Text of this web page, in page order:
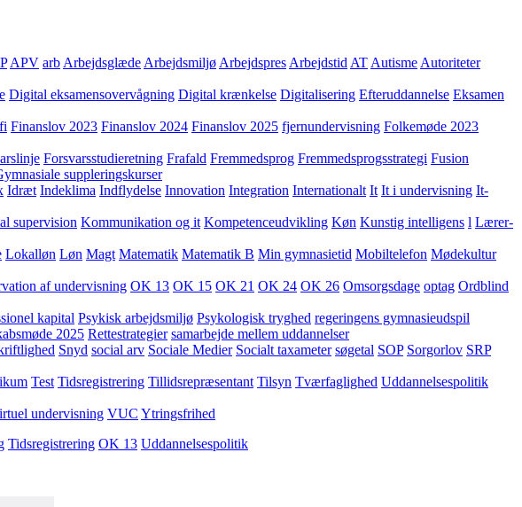
APV arb Arbejdsglæde Arbejdsmiljø Arbejdspres Arbejdstid AT Autisme Autoriteter
Digital eksamensovervågning Digital krænkelse Digitalisering Efteruddannelse Eksamen
Finanslov 2023 Finanslov 2024 Finanslov 2025 fjernundervisning Folkemøde 2023
Forsvarsstudieretning Frafald Fremmedsprog Fremmedsprogsstrategi Fusion
suppleringskurser
Idræt Indeklima Indflydelse Innovation Integration Internationalt It It i undervisning It-
supervision Kommunikation og it Kompetenceudvikling Køn Kunstig intelligens l Lærer-
Lokalløn Løn Magt Matematik Matematik B Min gymnasietid Mobiltelefon Mødekultur
af undervisning OK 13 OK 15 OK 21 OK 24 OK 26 Omsorgsdage optag Ordblind
kapital Psykisk arbejdsmiljø Psykologisk tryghed regeringens gymnasieudspil
2025 Rettestrategier samarbejde mellem uddannelser
Snyd social arv Sociale Medier Socialt taxameter søgetal SOP Sorgorlov SRP
Test Tidsregistrering Tillidsrepræsentant Tilsyn Tværfaglighed Uddannelsespolitik
undervisning VUC Ytringsfrihed
Tidsregistrering OK 13 Uddannelsespolitik